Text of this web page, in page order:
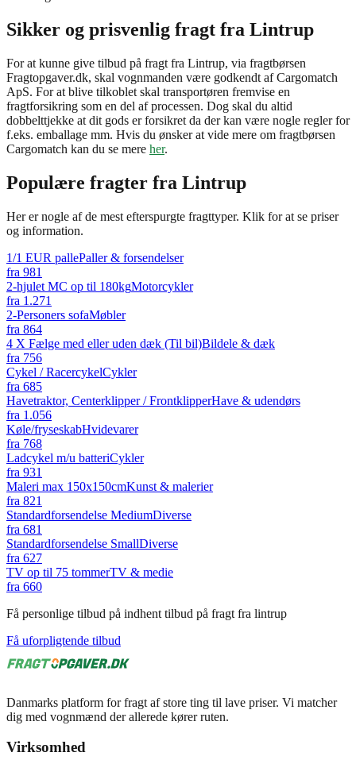
Sikker og prisvenlig fragt fra Lintrup
For at kunne give tilbud på fragt fra Lintrup, via fragtbørsen
Fragtopgaver.dk, skal vognmanden være godkendt af Cargomatch
ApS. For at blive tilkoblet skal transportøren fremvise en
fragtforsikring som en del af processen. Dog skal du altid
dobbelttjekke at dit gods er forsikret da der kan være nogle regler for
f.eks. emballage mm. Hvis du ønsker at vide mere om fragtbørsen
Cargomatch kan du se mere her.
Populære fragter fra Lintrup
Her er nogle af de mest efterspurgte fragttyper. Klik for at se priser
og information.
1/1 EUR pallePaller & forsendelser
fra 981
2-hjulet MC op til 180kgMotorcykler
fra 1.271
2-Personers sofaMøbler
fra 864
4 X Fælge med eller uden dæk (Til bil)Bildele & dæk
fra 756
Cykel / RacercykelCykler
fra 685
Havetraktor, Centerklipper / FrontklipperHave & udendørs
fra 1.056
Køle/fryseskabHvidevarer
fra 768
Ladcykel m/u batteriCykler
fra 931
Maleri max 150x150cmKunst & malerier
fra 821
Standardforsendelse MediumDiverse
fra 681
Standardforsendelse SmallDiverse
fra 627
TV op til 75 tommerTV & medie
fra 660
Få personlige tilbud på indhent tilbud på fragt fra lintrup
Få uforpligtende tilbud
Danmarks platform for fragt af store ting til lave priser. Vi matcher
dig med vognmænd der allerede kører ruten.
Virksomhed